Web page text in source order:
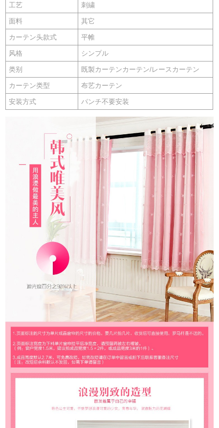
工艺 刺繍
面料 其它
カーテン头款式 平帷
风格 シンプル
类别 既製カーテンカーテン/レースカーテン
カーテン类型 布艺カーテン
安装方式 パンチ不要安装